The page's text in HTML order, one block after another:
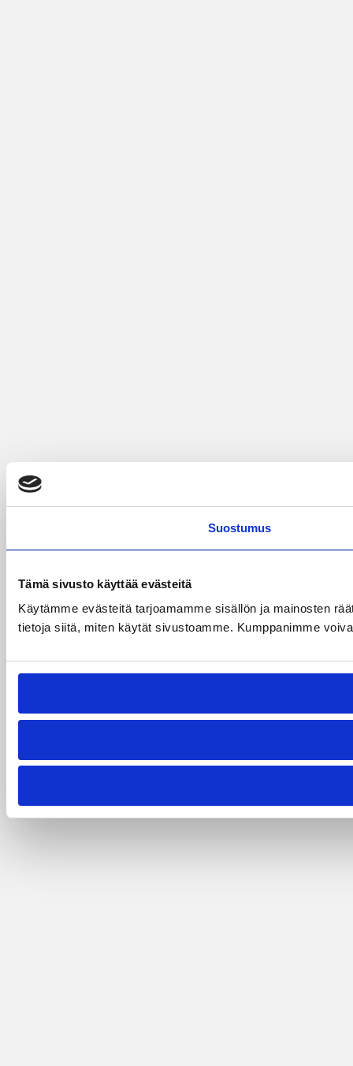
Suostumus
Tämä sivusto käyttää evästeitä
Käytämme evästeitä tarjoamamme sisällön ja mainosten
tietoja siitä, miten käytät sivustoamme. Kumppanimme